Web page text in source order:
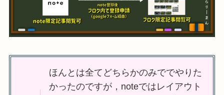
ほんとは全てどちらかのみででやりた
かったのですが，noteではレイアウト